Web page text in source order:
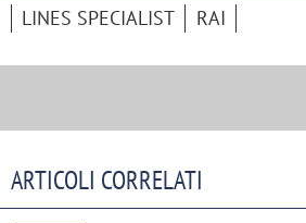
LINES SPECIALIST RAI
ARTICOLI CORRELATI